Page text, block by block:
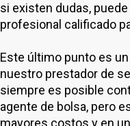
si existen dudas,
profesional calificado
Este último punto es
nuestro prestador de
siempre es posible
agente de bolsa, pero
mayores costos y en